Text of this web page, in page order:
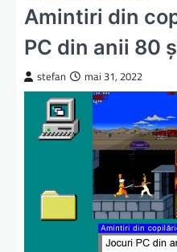
Amintiri din
PC din anii 80
stefan mai 31, 2022